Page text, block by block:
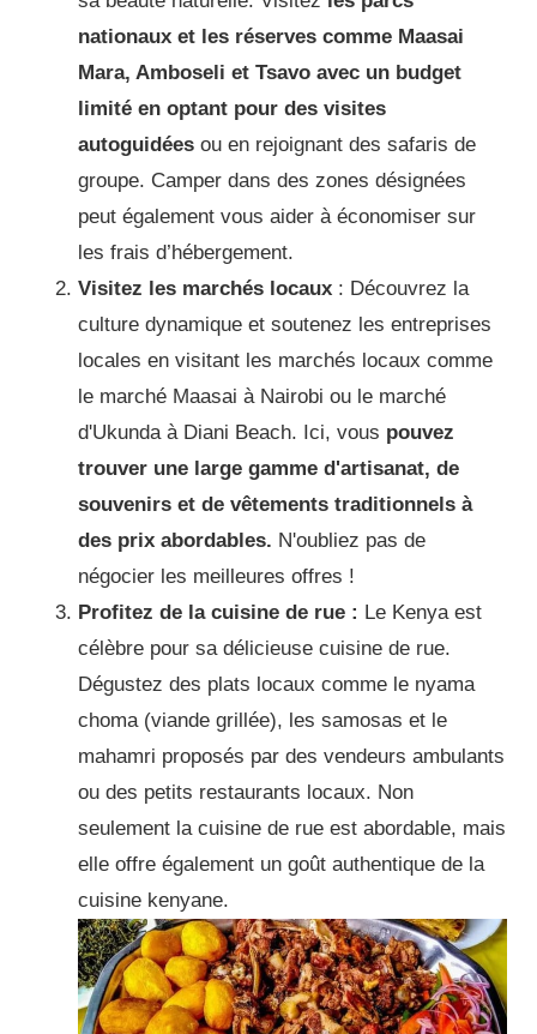
nationaux et les réserves comme Maasai
Mara, Amboseli et Tsavo avec un budget
limité en optant pour des visites
autoguidées ou en rejoignant des safaris de
groupe. Camper dans des zones désignées
peut également vous aider à économiser sur
les frais d’hébergement.
Visitez les marchés locaux : Découvrez la
culture dynamique et soutenez les entreprises
locales en visitant les marchés locaux comme
le marché Maasai à Nairobi ou le marché
d'Ukunda à Diani Beach. Ici, vous pouvez
trouver une large gamme d'artisanat, de
souvenirs et de vêtements traditionnels à
des prix abordables. N'oubliez pas de
négocier les meilleures offres !
Profitez de la cuisine de rue : Le Kenya est
célèbre pour sa délicieuse cuisine de rue.
Dégustez des plats locaux comme le nyama
choma (viande grillée), les samosas et le
mahamri proposés par des vendeurs ambulants
ou des petits restaurants locaux. Non
seulement la cuisine de rue est abordable, mais
elle offre également un goût authentique de la
cuisine kenyane.